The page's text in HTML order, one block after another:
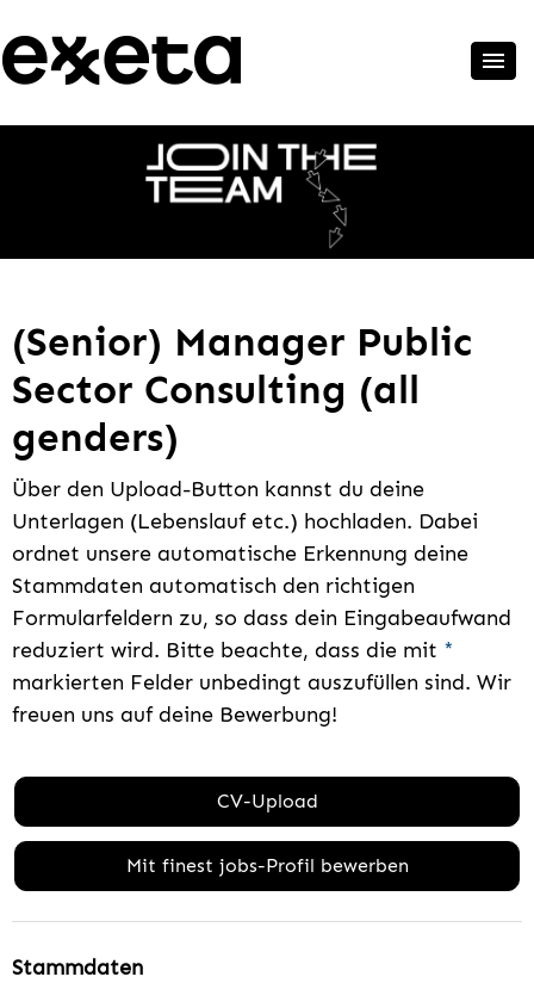
(Senior) Manager Public
Sector Consulting (all
genders)
Über den Upload-Button kannst du deine
Unterlagen (Lebenslauf etc.) hochladen. Dabei
ordnet unsere automatische Erkennung deine
Stammdaten automatisch den richtigen
Formularfeldern zu, so dass dein Eingabeaufwand
reduziert wird. Bitte beachte, dass die mit *
markierten Felder unbedingt auszufüllen sind. Wir
freuen uns auf deine Bewerbung!
CV-Upload
Mit finest jobs-Profil bewerben
Stammdaten